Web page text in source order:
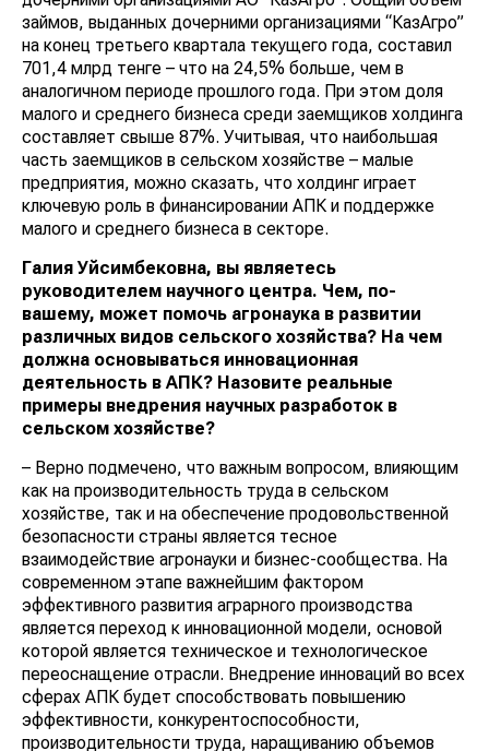
займов, выданных дочерними организациями “КазАгро”
на конец третьего квартала текущего года, составил
701,4 млрд тенге – что на 24,5% больше, чем в
аналогичном периоде прошлого года. При этом доля
малого и среднего бизнеса среди заемщиков холдинга
составляет свыше 87%. Учитывая, что наибольшая
часть заемщиков в сельском хозяйстве – малые
предприятия, можно сказать, что холдинг играет
ключевую роль в финансировании АПК и поддержке
малого и среднего бизнеса в секторе.
Галия Уйсимбековна, вы являетесь
руководителем научного центра. Чем, по-
вашему, может помочь агронаука в развитии
различных видов сельского хозяйства? На чем
должна основываться инновационная
деятельность в АПК? Назовите реальные
примеры внедрения научных разработок в
сельском хозяйстве?
– Верно подмечено, что важным вопросом, влияющим
как на производительность труда в сельском
хозяйстве, так и на обеспечение продовольственной
безопасности страны является тесное
взаимодействие агронауки и бизнес-сообщества. На
современном этапе важнейшим фактором
эффективного развития аграрного производства
является переход к инновационной модели, основой
которой является техническое и технологическое
переоснащение отрасли. Внедрение инноваций во всех
сферах АПК будет способствовать повышению
эффективности, конкурентоспособности,
производительности труда, наращиванию объемов